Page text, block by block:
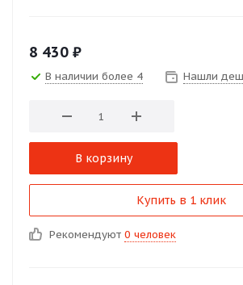
8 430 ₽
В наличии более 4 Нашли
В корзину
Купить в 1 клик
Рекомендуют 0 человек